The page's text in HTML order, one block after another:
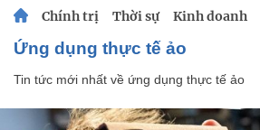
Chính trị Thời sự Kinh doanh
ứng dụng thực tế ảo
Tin tức mới nhất về ứng dụng thực tế ảo